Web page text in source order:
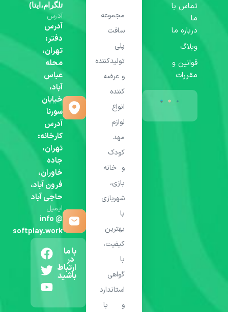
تماس با
ما
درباره ما
وبلاگ
قوانین و
مقررات
مجموعه
سافت
پلی
تولیدکننده
و عرضه
کننده
انواع
لوازم
مهد
کودک
و خانه
بازی،
شهربازی
با
بهترین
کیفیت،
با
گواهی
استاندارد
و با
تلگرام،ایتا)
آدرس
آدرس
دفتر:
تهران،
محله
عباس
آباد،
خیابان
سورنا
آدرس
کارخانه:
تهران،
جاده
خاوران،
فرون آباد،
حاجی آباد
ایمیل
info @
softplay.work
با ما
در
ارتباط
باشید